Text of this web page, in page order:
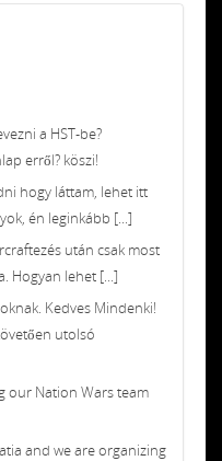
a HST-be?
erről? köszi!
hogy láttam, lehet itt
én leginkább [...]
után csak most
Hogyan lehet [...]
Kedves Mindenki!
utolsó
our Nation Wars team
and we are organizing